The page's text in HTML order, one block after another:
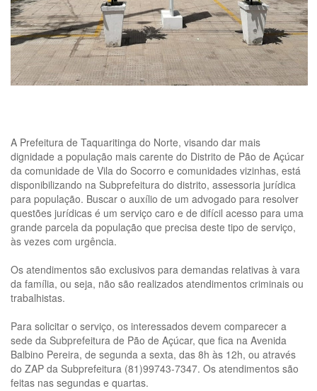
A Prefeitura de Taquaritinga do Norte, visando dar mais
dignidade a população mais carente do Distrito de Pão de Açúcar
da comunidade de Vila do Socorro e comunidades vizinhas, está
disponibilizando na Subprefeitura do distrito, assessoria jurídica
para população. Buscar o auxílio de um advogado para resolver
questões jurídicas é um serviço caro e de difícil acesso para uma
grande parcela da população que precisa deste tipo de serviço,
às vezes com urgência.
Os atendimentos são exclusivos para demandas relativas à vara
da família, ou seja, não são realizados atendimentos criminais ou
trabalhistas.
Para solicitar o serviço, os interessados devem comparecer a
sede da Subprefeitura de Pão de Açúcar, que fica na Avenida
Balbino Pereira, de segunda a sexta, das 8h às 12h, ou através
do ZAP da Subprefeitura (81)99743-7347. Os atendimentos são
feitas nas segundas e quartas.